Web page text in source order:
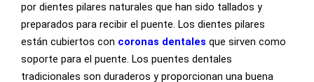
por dientes pilares naturales que han sido tallados y
preparados para recibir el puente. Los dientes pilares
están cubiertos con coronas dentales que sirven como
soporte para el puente. Los puentes dentales
tradicionales son duraderos y proporcionan una buena